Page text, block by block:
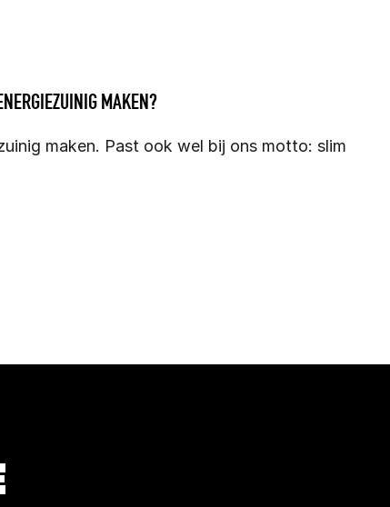
MAKEN?
maken. Past ook wel bij ons motto: slim